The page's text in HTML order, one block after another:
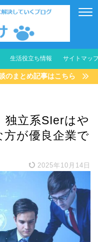
生活役立ち情報 サイトマッ
のまとめ記事はこちら
独立系SIerはや
が優良企業で
2025年10月14日